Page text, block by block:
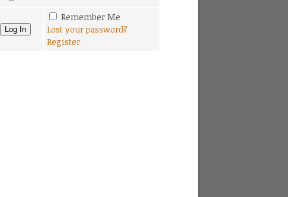
Remember Me
Lost your password?
Register